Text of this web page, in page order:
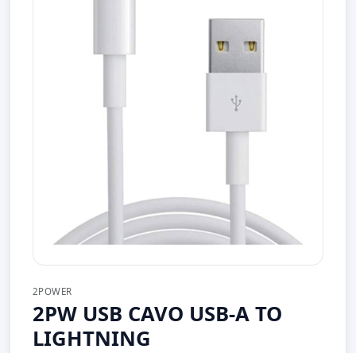
2POWER
2PW USB CAVO USB-A TO
LIGHTNING